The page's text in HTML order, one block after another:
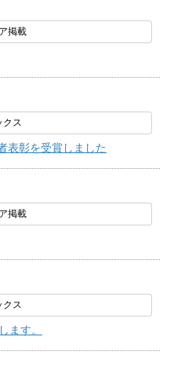
表彰を受賞しました
ます。